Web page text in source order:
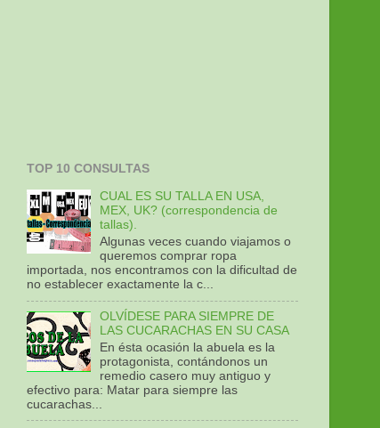
TOP 10 CONSULTAS
CUAL ES SU TALLA EN USA,
MEX, UK? (correspondencia de
tallas).
Algunas veces cuando viajamos o
queremos comprar ropa
importada, nos encontramos con la dificultad de
no establecer exactamente la c...
OLVÍDESE PARA SIEMPRE DE
LAS CUCARACHAS EN SU CASA
En ésta ocasión la abuela es la
protagonista, contándonos un
remedio casero muy antiguo y
efectivo para: Matar para siempre las
cucarachas...